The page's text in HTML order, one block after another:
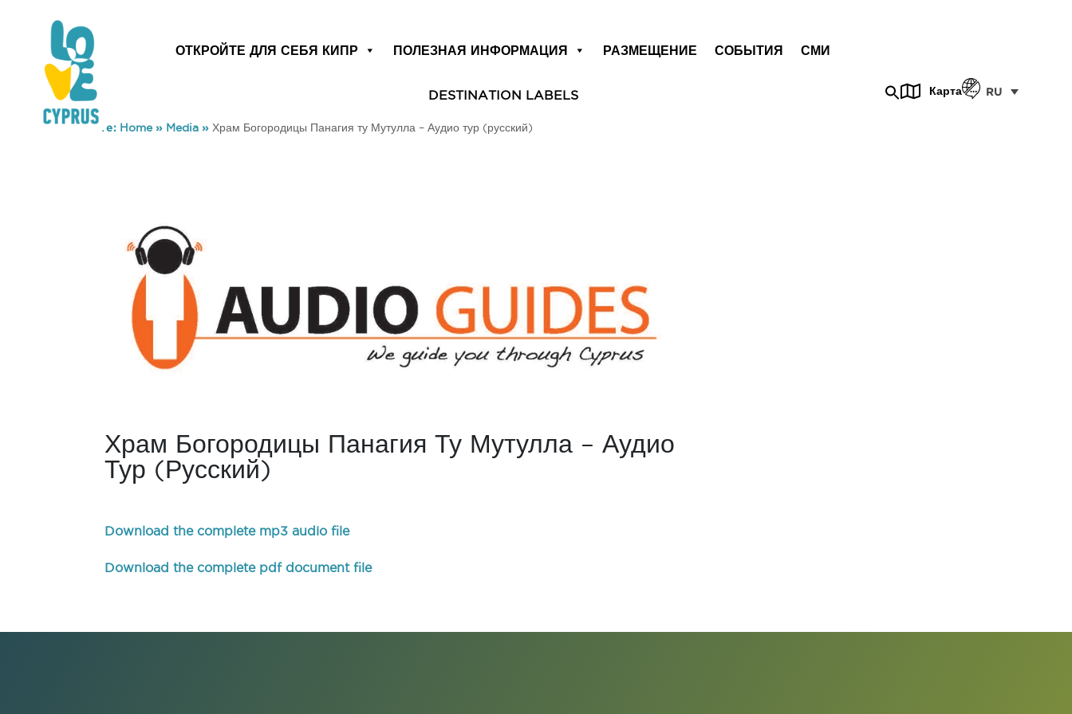
ОТКРОЙТЕ ДЛЯ СЕБЯ КИПР ПОЛЕЗНАЯ ИНФОРМАЦИЯ РАЗМЕЩЕНИЕ СОБЫТИЯ СМИ
DESTINATION LABELS Карта RU
You are here: Home» Media » Храм Богородицы Панагия ту Мутулла – Аудио тур (русский)
Храм Богородицы Панагия Ту Мутулла – Аудио
Тур (русский)
Download the complete mp3 audio file
Download the complete pdf document file